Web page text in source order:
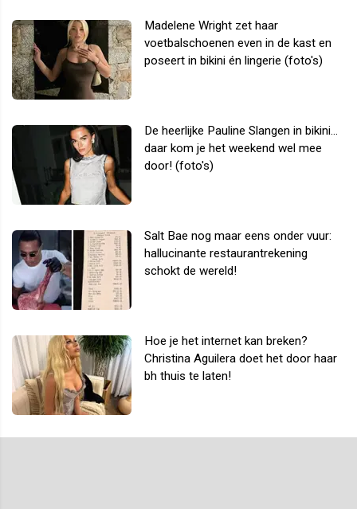
Madelene Wright zet haar
voetbalschoenen even in de kast en
poseert in bikini én lingerie (foto's)
De heerlijke Pauline Slangen in bikini...
daar kom je het weekend wel mee
door! (foto's)
Salt Bae nog maar eens onder vuur:
hallucinante restaurantrekening
schokt de wereld!
Hoe je het internet kan breken?
Christina Aguilera doet het door haar
bh thuis te laten!